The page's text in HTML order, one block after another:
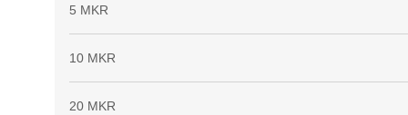
5 MKR
10 MKR
20 MKR